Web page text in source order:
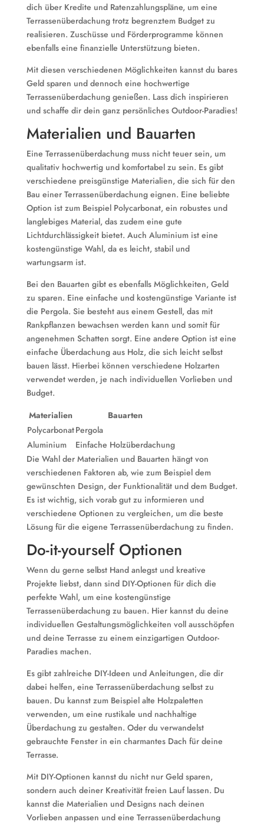
dich über Kredite und Ratenzahlungspläne, um eine
Terrassenüberdachung trotz begrenztem Budget zu
realisieren. Zuschüsse und Förderprogramme können
ebenfalls eine finanzielle Unterstützung bieten.
Mit diesen verschiedenen Möglichkeiten kannst du bares
Geld sparen und dennoch eine hochwertige
Terrassenüberdachung genießen. Lass dich inspirieren
und schaffe dir dein ganz persönliches Outdoor-Paradies!
Materialien und Bauarten
Eine Terrassenüberdachung muss nicht teuer sein, um
qualitativ hochwertig und komfortabel zu sein. Es gibt
verschiedene preisgünstige Materialien, die sich für den
Bau einer Terrassenüberdachung eignen. Eine beliebte
Option ist zum Beispiel Polycarbonat, ein robustes und
langlebiges Material, das zudem eine gute
Lichtdurchlässigkeit bietet. Auch Aluminium ist eine
kostengünstige Wahl, da es leicht, stabil und
wartungsarm ist.
Bei den Bauarten gibt es ebenfalls Möglichkeiten, Geld
zu sparen. Eine einfache und kostengünstige Variante ist
die Pergola. Sie besteht aus einem Gestell, das mit
Rankpflanzen bewachsen werden kann und somit für
angenehmen Schatten sorgt. Eine andere Option ist eine
einfache Überdachung aus Holz, die sich leicht selbst
bauen lässt. Hierbei können verschiedene Holzarten
verwendet werden, je nach individuellen Vorlieben und
Budget.
Materialien
Bauarten
PolycarbonatPergola
Aluminium
Einfache Holzüberdachung
Die Wahl der Materialien und Bauarten hängt von
verschiedenen Faktoren ab, wie zum Beispiel dem
gewünschten Design, der Funktionalität und dem Budget.
Es ist wichtig, sich vorab gut zu informieren und
verschiedene Optionen zu vergleichen, um die beste
Lösung für die eigene Terrassenüberdachung zu finden.
Do-it-yourself Optionen
Wenn du gerne selbst Hand anlegst und kreative
Projekte liebst, dann sind DIY-Optionen für dich die
perfekte Wahl, um eine kostengünstige
Terrassenüberdachung zu bauen. Hier kannst du deine
individuellen Gestaltungsmöglichkeiten voll ausschöpfen
und deine Terrasse zu einem einzigartigen Outdoor-
Paradies machen.
Es gibt zahlreiche DIY-Ideen und Anleitungen, die dir
dabei helfen, eine Terrassenüberdachung selbst zu
bauen. Du kannst zum Beispiel alte Holzpaletten
verwenden, um eine rustikale und nachhaltige
Überdachung zu gestalten. Oder du verwandelst
gebrauchte Fenster in ein charmantes Dach für deine
Terrasse.
Mit DIY-Optionen kannst du nicht nur Geld sparen,
sondern auch deiner Kreativität freien Lauf lassen. Du
kannst die Materialien und Designs nach deinen
Vorlieben anpassen und eine Terrassenüberdachung